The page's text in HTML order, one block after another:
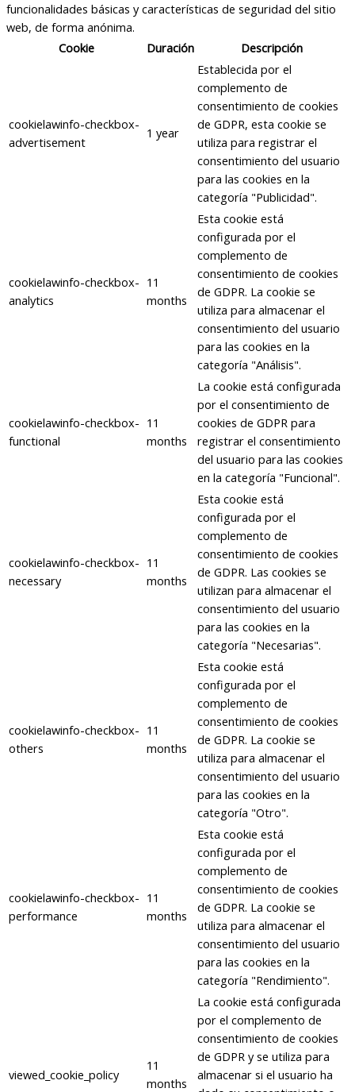
funcionalidades básicas y características de seguridad del sitio
web, de forma anónima.
Cookie
Duración Descripción
cookielawinfo-checkbox-
advertisement
1 year
Establecida por el
complemento de
consentimiento de cookies
de GDPR, esta cookie se
utiliza para registrar el
consentimiento del usuario
para las cookies en la
categoría "Publicidad".
cookielawinfo-checkbox-
analytics
11
months
Esta cookie está
configurada por el
complemento de
consentimiento de cookies
de GDPR. La cookie se
utiliza para almacenar el
consentimiento del usuario
para las cookies en la
categoría "Análisis".
cookielawinfo-checkbox-
functional
11
months
La cookie está configurada
por el consentimiento de
cookies de GDPR para
registrar el consentimiento
del usuario para las cookies
en la categoría "Funcional".
cookielawinfo-checkbox-
necessary
11
months
Esta cookie está
configurada por el
complemento de
consentimiento de cookies
de GDPR. Las cookies se
utilizan para almacenar el
consentimiento del usuario
para las cookies en la
categoría "Necesarias".
cookielawinfo-checkbox-
others
11
months
Esta cookie está
configurada por el
complemento de
consentimiento de cookies
de GDPR. La cookie se
utiliza para almacenar el
consentimiento del usuario
para las cookies en la
categoría "Otro".
cookielawinfo-checkbox-
performance
11
months
Esta cookie está
configurada por el
complemento de
consentimiento de cookies
de GDPR. La cookie se
utiliza para almacenar el
consentimiento del usuario
para las cookies en la
categoría "Rendimiento".
viewed_cookie_policy
11
months
La cookie está configurada
por el complemento de
consentimiento de cookies
de GDPR y se utiliza para
almacenar si el usuario ha